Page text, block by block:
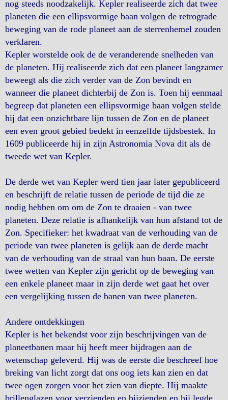
nog steeds noodzakelijk. Kepler realiseerde zich dat twee
planeten die een ellipsvormige baan volgen de retrograde
beweging van de rode planeet aan de sterrenhemel zouden
verklaren.
Kepler worstelde ook de de veranderende snelheden van
de planeten. Hij realiseerde zich dat een planeet langzamer
beweegt als die zich verder van de Zon bevindt en
wanneer die planeet dichterbij de Zon is. Toen hij eenmaal
begreep dat planeten een ellipsvormige baan volgen stelde
hij dat een onzichtbare lijn tussen de Zon en de planeet
een even groot gebied bedekt in eenzelfde tijdsbestek. In
1609 publiceerde hij in zijn Astronomia Nova dit als de
tweede wet van Kepler.
De derde wet van Kepler werd tien jaar later gepubliceerd
en beschrijft de relatie tussen de periode de tijd die ze
nodig hebben om om de Zon te draaien - van twee
planeten. Deze relatie is afhankelijk van hun afstand tot de
Zon. Specifieker: het kwadraat van de verhouding van de
periode van twee planeten is gelijk aan de derde macht
van de verhouding van de straal van hun baan. De eerste
twee wetten van Kepler zijn gericht op de beweging van
een enkele planeet maar in zijn derde wet gaat het over
een vergelijking tussen de banen van twee planeten.
Andere ontdekkingen
Kepler is het bekendst voor zijn beschrijvingen van de
planeetbanen maar hij heeft meer bijdragen aan de
wetenschap geleverd. Hij was de eerste die beschreef hoe
breking van licht zorgt dat ons oog iets kan zien en dat
twee ogen zorgen voor het zien van diepte. Hij maakte